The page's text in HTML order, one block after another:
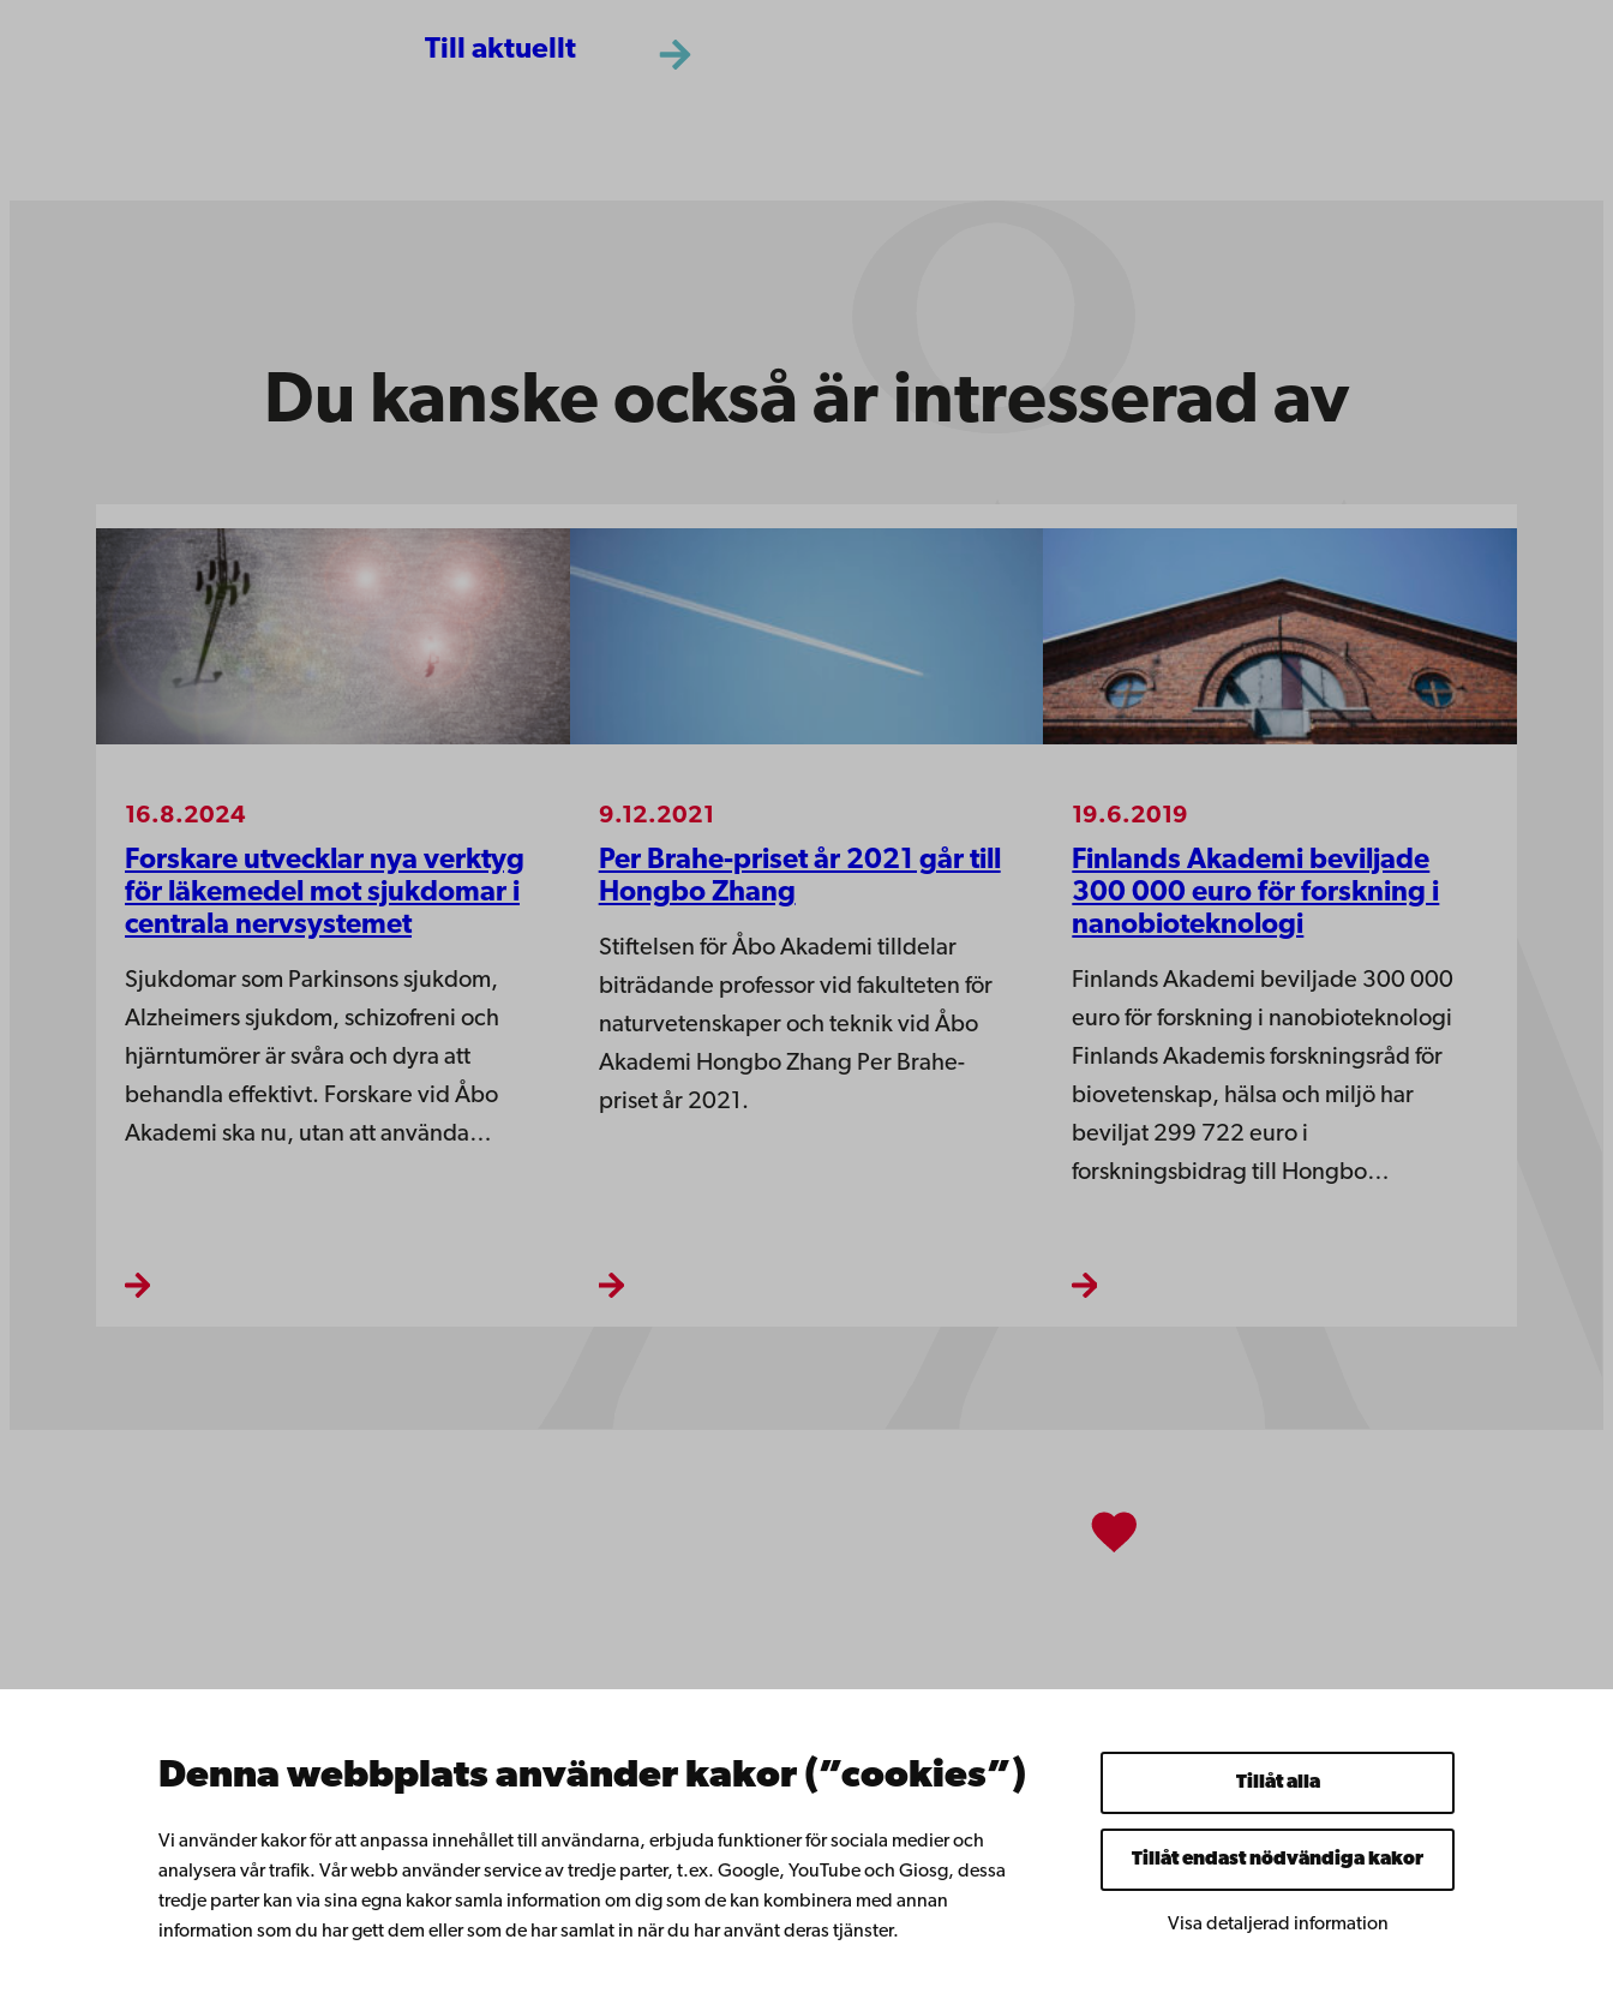
Denna webbplats använder kakor (”cookies”)
Vi använder kakor för att anpassa innehållet till användarna, erbjuda funktioner för sociala medier och
analysera vår trafik. Vår webb använder service av tredje parter, t.ex. Google, YouTube och Giosg, dessa
tredje parter kan via sina egna kakor samla information om dig som de kan kombinera med annan
information som du har gett dem eller som de har samlat in när du har använt deras tjänster.
Tillåt alla
Tillåt endast nödvändiga kakor
Visa detaljerad information
Till aktuellt
Du kanske också är intresserad av
16.8.2024
Forskare utvecklar nya verktyg
för läkemedel mot sjukdomar i
centrala nervsystemet
Sjukdomar som Parkinsons sjukdom,
Alzheimers sjukdom, schizofreni och
hjärntumörer är svåra och dyra att
behandla effektivt. Forskare vid Åbo
Akademi ska nu, utan att använda…
9.12.2021
Per Brahe-priset år 2021 går till
Hongbo Zhang
Stiftelsen för Åbo Akademi tilldelar
biträdande professor vid fakulteten för
naturvetenskaper och teknik vid Åbo
Akademi Hongbo Zhang Per Brahe-
priset år 2021.
19.6.2019
Finlands Akademi beviljade
300 000 euro för forskning i
nanobioteknologi
Finlands Akademi beviljade 300 000
euro för forskning i nanobioteknologi
Finlands Akademis forskningsråd för
biovetenskap, hälsa och miljö har
beviljat 299 722 euro i
forskningsbidrag till Hongbo…
+358 2 215 31
Kontinuerligt lärande
Gå med i Åbo Akademis
alumnnätverk
Om Åbo Akademi
Intranätet